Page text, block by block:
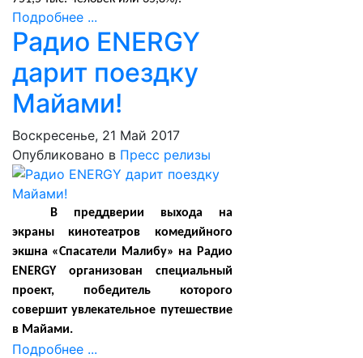
Подробнее ...
Радио ENERGY
дарит поездку
Майами!
Воскресенье, 21 Май 2017
Опубликовано в Пресс релизы
В преддверии выхода на
экраны кинотеатров комедийного
экшна «Спасатели Малибу» на Радио
ENERGY организован специальный
проект, победитель которого
совершит увлекательное путешествие
в Майами.
Подробнее ...